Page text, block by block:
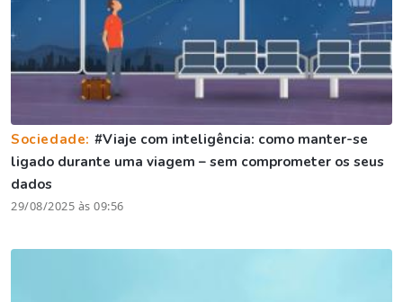
Sociedade: #Viaje com inteligência: como manter-se
ligado durante uma viagem – sem comprometer os seus
dados
29/08/2025 às 09:56